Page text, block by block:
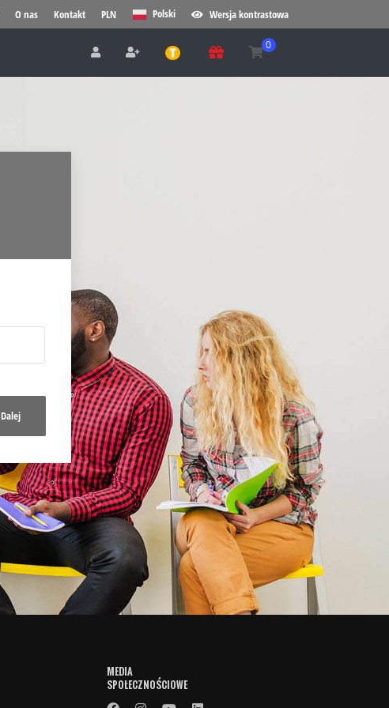
O nas Kontakt PLN Polski Wersja kontrastowa
Dalej
MEDIA
SPOŁECZNOŚCIOWE